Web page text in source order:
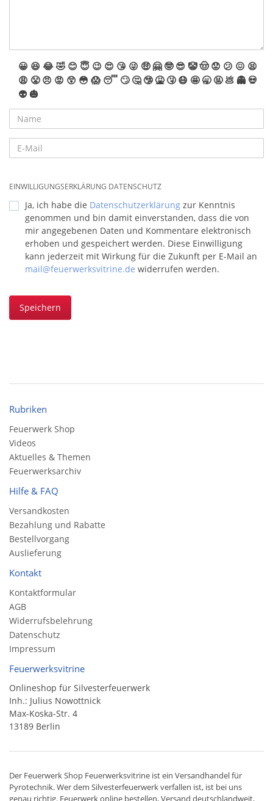
😀 😆 😂🤣 😊 😇 😉 😍 😘 😜 🤑 🤗 🤓 😎 🤡🤠 😟 😕 😖 😫
😩 😤 😠 😡 😲 😳 😱 😴 🙄 🤔 🤥 🤮 🤧 😷 🤩 🥱 🤬 💩 👻 💀
👽 🎃
EINWILLIGUNGSERKLÄRUNG DATENSCHUTZ
Ja, ich habe die Datenschutzerklärung zur Kenntnis
genommen und bin damit einverstanden, dass die von
mir angegebenen Daten und Kommentare elektronisch
erhoben und gespeichert werden. Diese Einwilligung
kann jederzeit mit Wirkung für die Zukunft per E-Mail an
mail@feuerwerksvitrine.de widerrufen werden.
Speichern
Rubriken
Feuerwerk Shop
Videos
Aktuelles & Themen
Feuerwerksarchiv
Hilfe & FAQ
Versandkosten
Bezahlung und Rabatte
Bestellvorgang
Auslieferung
Kontakt
Kontaktformular
AGB
Widerrufsbelehrung
Datenschutz
Impressum
Feuerwerksvitrine
Onlineshop für Silvesterfeuerwerk
Inh.: Julius Nowottnick
Max-Koska-Str. 4
13189 Berlin
Der Feuerwerk Shop Feuerwerksvitrine ist ein Versandhandelfür
Pyrotechnik. Wer dem Silvesterfeuerwerk verfallen ist, ist bei uns
genau richtig. Feuerwerk online bestellen,Versand deutschlandweit,